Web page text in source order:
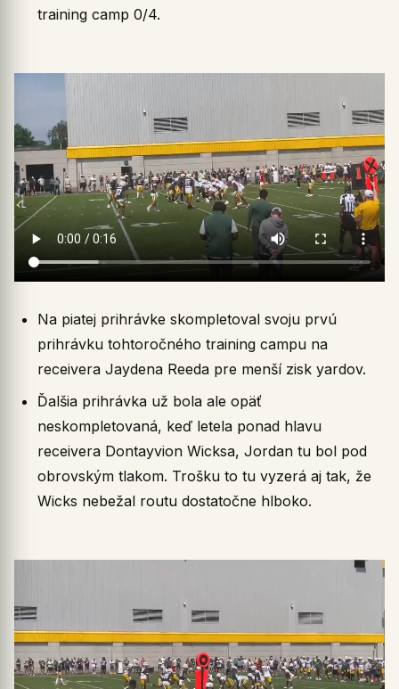
training camp 0/4.
Na piatej prihrávke skompletoval svoju prvú
prihrávku tohtoročného training campu na
receivera Jaydena Reeda pre menší zisk yardov.
Ďalšia prihrávka už bola ale opäť
neskompletovaná, keď letela ponad hlavu
receivera Dontayvion Wicksa, Jordan tu bol pod
obrovským tlakom. Trošku to tu vyzerá aj tak, že
Wicks nebežal routu dostatočne hlboko.